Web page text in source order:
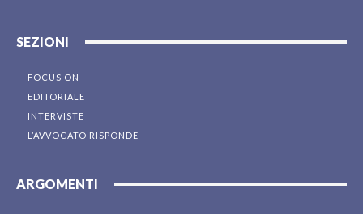
SEZIONI
FOCUS ON
EDITORIALE
INTERVISTE
L’AVVOCATO RISPONDE
ARGOMENTI